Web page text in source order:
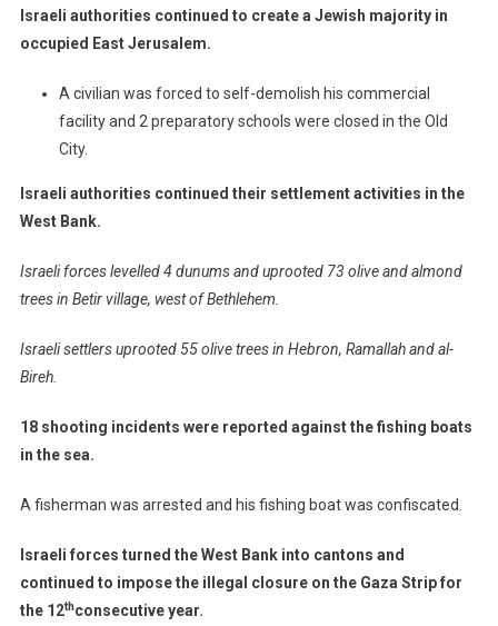
Israeli authorities continued to create a Jewish majority in
occupied East Jerusalem.
A civilian was forced to self-demolish his commercial
facility and 2 preparatory schools were closed in the Old
City.
Israeli authorities continued their settlement activities in the
West Bank.
Israeli forces levelled 4 dunums and uprooted 73 olive and almond
trees in Betir village, west of Bethlehem.
Israeli settlers uprooted 55 olive trees in Hebron, Ramallah and al-
Bireh.
18 shooting incidents were reported against the fishing boats
in the sea.
A fisherman was arrested and his fishing boat was confiscated.
Israeli forces turned the West Bank into cantons and
continued to impose the illegal closure on the Gaza Strip for
the 12thconsecutive year.